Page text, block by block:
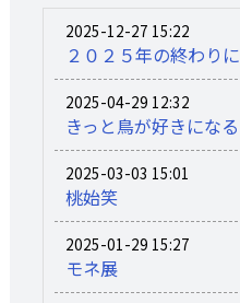
2025-12-27 15:22
２０２５年の終わりに
2025-04-29 12:32
きっと鳥が好きになる
2025-03-03 15:01
桃始笑
2025-01-29 15:27
モネ展